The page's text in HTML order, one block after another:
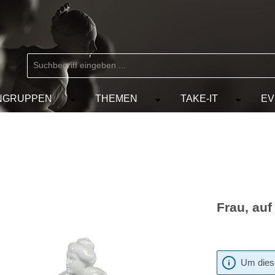
Kategorie MARKEN
das Dropdown der Kategorie KÜNSTLER
Öffne oder Schließe das Dropdown der
THEMEN Öffne oder Schließe das
TAKE-IT Öffne
Frau,
Um